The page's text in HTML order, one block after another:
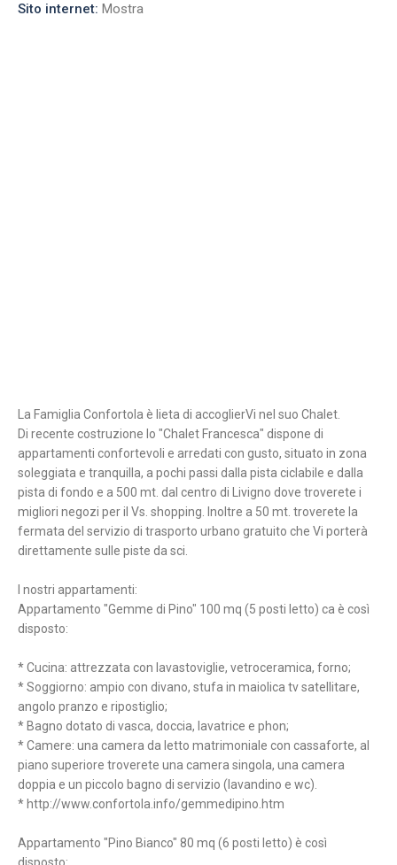
Sito internet: Mostra
La Famiglia Confortola è lieta di accoglierVi nel suo Chalet.
Di recente costruzione lo "Chalet Francesca" dispone di
appartamenti confortevoli e arredati con gusto, situato in zona
soleggiata e tranquilla, a pochi passi dalla pista ciclabile e dalla
pista di fondo e a 500 mt. dal centro di Livigno dove troverete i
migliori negozi per il Vs. shopping. Inoltre a 50 mt. troverete la
fermata del servizio di trasporto urbano gratuito che Vi porterà
direttamente sulle piste da sci.
I nostri appartamenti:
Appartamento "Gemme di Pino" 100 mq (5 posti letto) ca è così
disposto:
* Cucina: attrezzata con lavastoviglie, vetroceramica, forno;
* Soggiorno: ampio con divano, stufa in maiolica tv satellitare,
angolo pranzo e ripostiglio;
* Bagno dotato di vasca, doccia, lavatrice e phon;
* Camere: una camera da letto matrimoniale con cassaforte, al
piano superiore troverete una camera singola, una camera
doppia e un piccolo bagno di servizio (lavandino e wc).
* http://www.confortola.info/gemmedipino.htm
Appartamento "Pino Bianco" 80 mq (6 posti letto) è così